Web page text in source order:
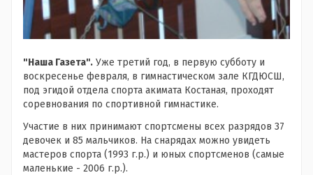
"Наша Газета". Уже третий год, в первую субботу и
воскресенье февраля, в гимнастическом зале КГДЮСШ,
под эгидой отдела спорта акимата Костаная, проходят
соревнования по спортивной гимнастике.
Участие в них принимают спортсмены всех разрядов 37
девочек и 85 мальчиков. На снарядах можно увидеть
мастеров спорта (1993 г.р.) и юных спортсменов (самые
маленькие - 2006 г.р.).